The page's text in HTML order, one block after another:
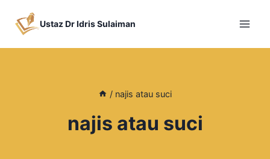
Ustaz Dr Idris Sulaiman
/ najis atau suci
najis atau suci